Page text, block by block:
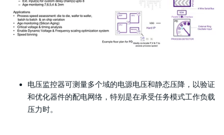
电压监控器可测量多个域的电源电压和静态压降，以验证
和优化器件的配电网络，特别是在承受任务模式工作负载
压力时。